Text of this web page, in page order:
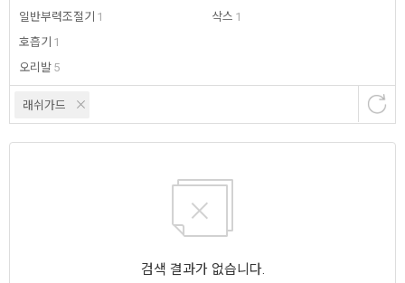
일반부력조절기 1
호흡기 1
오리발 5
삭스 1
래쉬가드
검색 결과가 없습니다.